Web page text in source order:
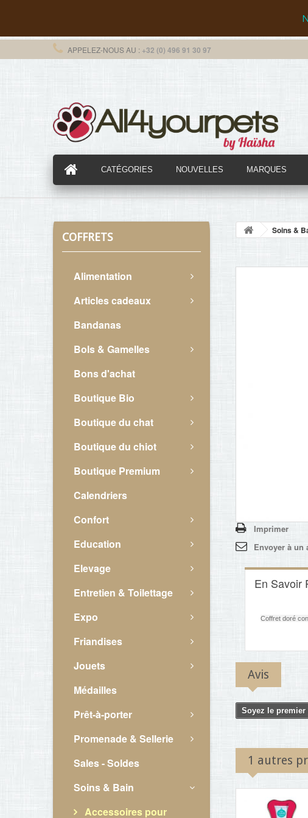
APPELEZ-NOUS AU : +32 (0) 496 91 30 97
CATÉGORIES NOUVELLES MARQUES
COFFRETS
Alimentation
Articles cadeaux
Bandanas
Bols & Gamelles
Bons d'achat
Boutique Bio
Boutique du chat
Boutique du chiot
Boutique Premium
Calendriers
Confort
Education
Elevage
Entretien & Toilettage
Expo
Friandises
Jouets
Médailles
Prêt-à-porter
Promenade & Sellerie
Sales - Soldes
Soins & Bain
Accessoires pour
Soins &
Imprimer
Envoyer à un
En Savoir
Coffret doré
Avis
Soyez le
1 autres